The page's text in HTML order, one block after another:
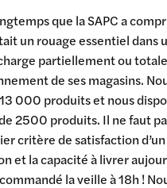
que la SAPC a
un rouage essentiel dans
partiellement ou
de ses magasins.
000 produits et nous
2500 produits. Il ne faut
critère de satisfaction
et la capacité à livrer
la veille à 18h !